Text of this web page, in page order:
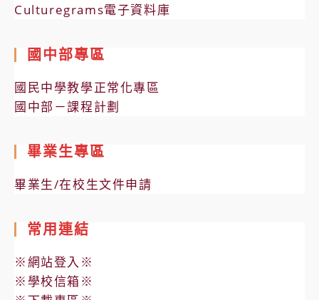
Culturegrams電子資料庫
國中部專區
國民中學教學正常化專區
國中部－課程計劃
畢業生專區
畢業生/在校生文件申請
常用連結
※網站登入※
※學校信箱※